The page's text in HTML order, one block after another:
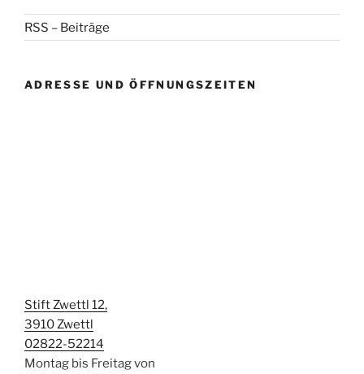
RSS – Beiträge
ADRESSE UND ÖFFNUNGSZEITEN
Stift Zwettl 12,
3910 Zwettl
02822-52214
Montag bis Freitag von